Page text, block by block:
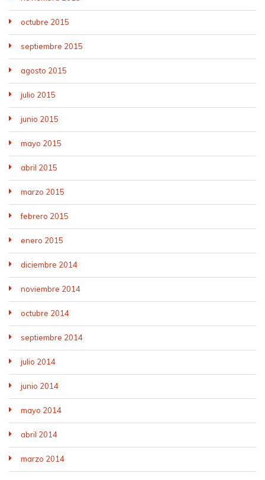
octubre 2015
septiembre 2015
agosto 2015
julio 2015
junio 2015
mayo 2015
abril 2015
marzo 2015
febrero 2015
enero 2015
diciembre 2014
noviembre 2014
octubre 2014
septiembre 2014
julio 2014
junio 2014
mayo 2014
abril 2014
marzo 2014